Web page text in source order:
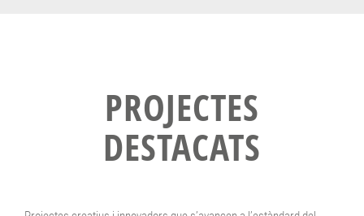
PROJECTES
DESTACATS